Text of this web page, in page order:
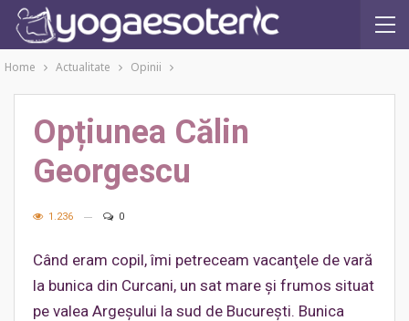
Home Actualitate Opinii
Opțiunea Călin
Georgescu
1.236 0
Când eram copil, îmi petreceam vacanţele de vară
la bunica din Curcani, un sat mare şi frumos situat
pe valea Argeșului la sud de Bucureşti. Bunica